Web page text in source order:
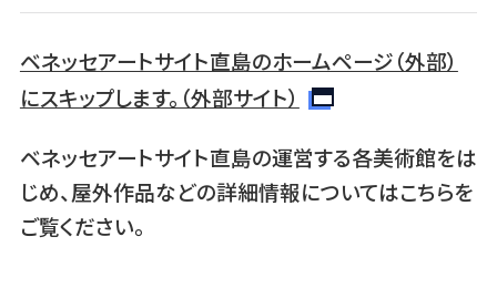
ベネッセアートサイト直島のホームページ（外部）
にスキップします。（外部サイト）
ベネッセアートサイト直島の運営する各美術館をは
じめ、屋外作品などの詳細情報についてはこちらを
ご覧ください。